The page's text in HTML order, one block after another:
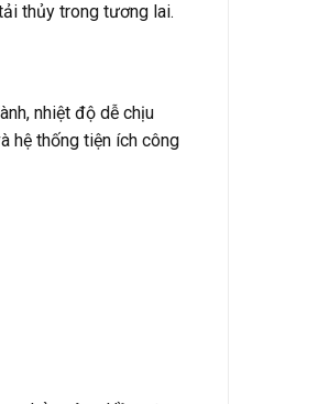
thủy trong tương lai.
nhiệt độ dễ chịu
hệ thống tiện ích công